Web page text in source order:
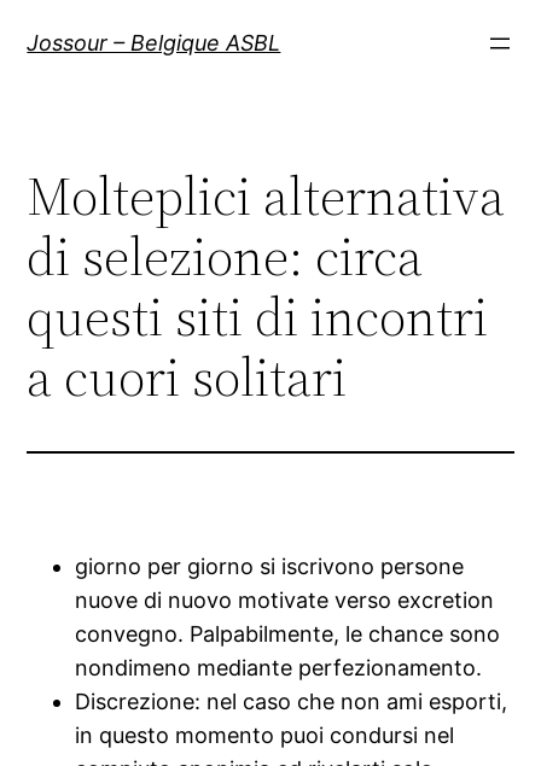
Jossour – Belgique ASBL
Molteplici alternativa
di selezione: circa
questi siti di incontri
a cuori solitari
giorno per giorno si iscrivono persone
nuove di nuovo motivate verso excretion
convegno. Palpabilmente, le chance sono
nondimeno mediante perfezionamento.
Discrezione: nel caso che non ami esporti,
in questo momento puoi condursi nel